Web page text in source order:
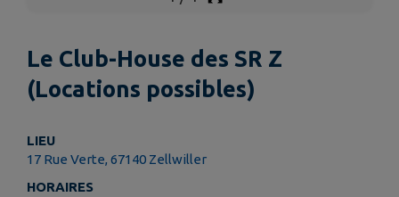
Le Club-House des SR Z
(Locations possibles)
LIEU
17 Rue Verte, 67140 Zellwiller
HORAIRES